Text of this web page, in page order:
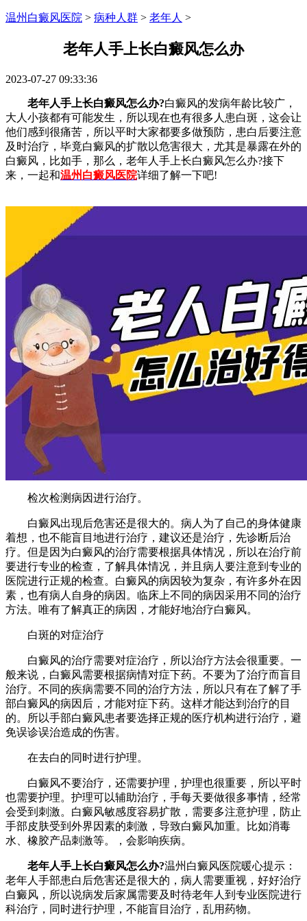
温州白癜风医院 > 病种人群 > 老年人 >
老年人手上长白癜风怎么办
2023-07-27 09:33:36
老年人手上长白癜风怎么办?白癜风的发病年龄比较广，
大人小孩都有可能发生，所以现在也有很多人患白斑，这会让
他们感到很痛苦，所以平时大家都要多做预防，患白后要注意
及时治疗，毕竟白癜风的扩散以危害很大，尤其是暴露在外的
白癜风，比如手，那么，老年人手上长白癜风怎么办?接下
来，一起和温州白癜风医院详细了解一下吧!
检次检测病因进行治疗。
白癜风出现后危害还是很大的。病人为了自己的身体健康
着想，也不能盲目地进行治疗，建议还是治疗，先诊断后治
疗。但是因为白癜风的治疗需要根据具体情况，所以在治疗前
要进行专业的检查，了解具体情况，并且病人要注意到专业的
医院进行正规的检查。白癜风的病因较为复杂，有许多外在因
素，也有病人自身的病因。临床上不同的病因采用不同的治疗
方法。唯有了解真正的病因，才能好地治疗白癜风。
白斑的对症治疗
白癜风的治疗需要对症治疗，所以治疗方法会很重要。一
般来说，白癜风需要根据病情对症下药。不要为了治疗而盲目
治疗。不同的疾病需要不同的治疗方法，所以只有在了解了手
部白癜风的病因后，才能对症下药。这样才能达到治疗的目
的。所以手部白癜风患者要选择正规的医疗机构进行治疗，避
免误诊误治造成的伤害。
在去白的同时进行护理。
白癜风不要治疗，还需要护理，护理也很重要，所以平时
也需要护理。护理可以辅助治疗，手每天要做很多事情，经常
会受到刺激。白癜风敏感度容易扩散，需要多注意护理，防止
手部皮肤受到外界因素的刺激，导致白癜风加重。比如消毒
水、橡胶产品刺激等。，会影响疾病。
老年人手上长白癜风怎么办?温州白癜风医院暖心提示：
老年人手部患白后危害还是很大的，病人需要重视，好好治疗
白癜风，所以说病发后家属需要及时待老年人到专业医院进行
科治疗，同时进行护理，不能盲目治疗，乱用药物。